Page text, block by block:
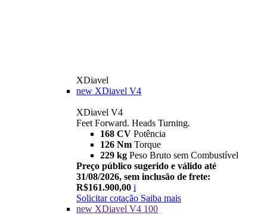
XDiavel
new XDiavel V4
XDiavel V4
Feet Forward. Heads Turning.
168 CV Potência
126 Nm Torque
229 kg Peso Bruto sem Combustível
Preço público sugerido e válido até
31/08/2026, sem inclusão de frete:
R$161.900,00 i
Solicitar cotação Saiba mais
new XDiavel V4 100